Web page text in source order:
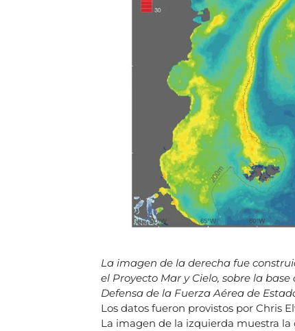
La imagen de la derecha fue
el Proyecto Mar y Cielo, sobre la
Defensa de la Fuerza Aérea de
Los datos fueron provistos por Chris
La imagen de la izquierda muestra la